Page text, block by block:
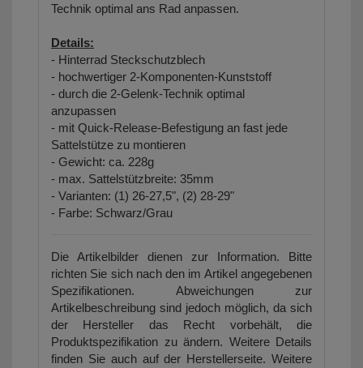
Technik optimal ans Rad anpassen.
Details:
- Hinterrad Steckschutzblech
- hochwertiger 2-Komponenten-Kunststoff
- durch die 2-Gelenk-Technik optimal
anzupassen
- mit Quick-Release-Befestigung an fast jede
Sattelstütze zu montieren
- Gewicht: ca. 228g
- max. Sattelstützbreite: 35mm
- Varianten: (1) 26-27,5", (2) 28-29"
- Farbe: Schwarz/Grau
Die Artikelbilder dienen zur Information. Bitte
richten Sie sich nach den im Artikel angegebenen
Spezifikationen. Abweichungen zur
Artikelbeschreibung sind jedoch möglich, da sich
der Hersteller das Recht vorbehält, die
Produktspezifikation zu ändern. Weitere Details
finden Sie auch auf der Herstellerseite. Weitere